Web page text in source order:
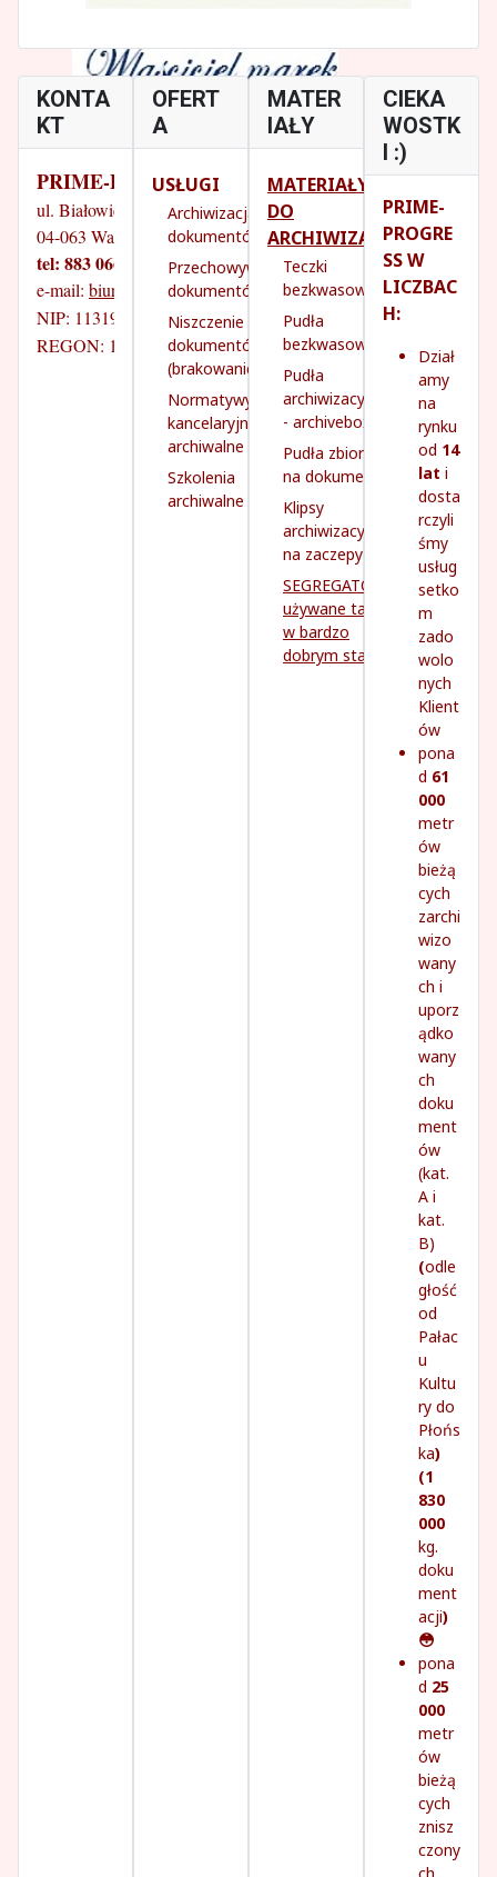
KONTA
KT
PRIME-PROGRESS
ul. Białowieska 14/18
04-063 Warszawa
tel: 883 066 070
e-mail: biuro@prime-progress.pl
NIP: 1131931260
REGON: 142745141
OFERT
A
USŁUGI
Archiwizacja
dokumentów
Przechowywanie
dokumentów
Niszczenie
dokumentów
(brakowanie)
Normatywy
kancelaryjno-
archiwalne
Szkolenia
archiwalne
MATER
IAŁY
MATERIAŁY
DO
ARCHIWIZACJI
Teczki
bezkwasowe
Pudła
bezkwasowe
Pudła
archiwizacyjne
- archivebox
Pudła zbiorcze
na dokumenty
Klipsy
archiwizacyjne
na zaczepy
SEGREGATORY
używane tanio,
w bardzo
dobrym stanie
CIEKA
WOSTK
I :)
PRIME-
PROGRE
SS W
LICZBAC
H:
Dział
amy
na
rynku
od 14
lat i
dosta
rczyli
śmy
usług
setko
m
zado
wolo
nych
Klient
ów
pona
d 61
000
metr
ów
bieżą
cych
zarchi
wizo
wany
ch i
uporz
ądko
wany
ch
doku
ment
ów
(kat.
A i
kat.
B)
(odle
głość
od
Pałac
u
Kultu
ry do
Płońs
ka)
(1
830
000
kg.
doku
ment
acji)
😳
pona
d 25
000
metr
ów
bieżą
cych
znisz
czony
ch